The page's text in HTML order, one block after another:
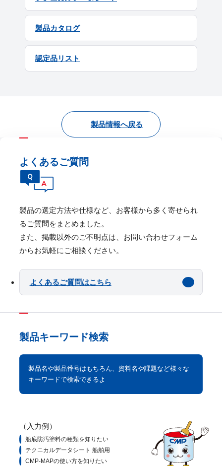
製品カタログ
認定品リスト
製品情報へ戻る
よくあるご質問
製品の選定⽅法や仕様など、お客様から多く寄せられ
るご質問をまとめました。
また、掲載以外のご不明点は、お問い合わせフォーム
からお気軽にご相談ください。
よくあるご質問はこちら
製品キーワード検索
製品名や製品番号はもちろん、資料名や課題など様々な
キーワードで検索できるよ
（入力例）
船底防汚塗料の種類を知りたい
テクニカルデータシート 船舶用
CMP-MAPの使い方を知りたい